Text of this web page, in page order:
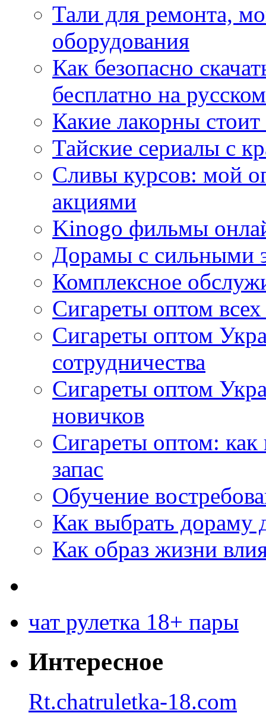
Тали для ремонта,
оборудования
Как безопасно
бесплатно на
Какие лакорны
Тайские сериалы с
Сливы курсов: мой
акциями
Kinogo фильмы
Дорамы с сильными
Комплексное
Сигареты оптом
Сигареты оптом
сотрудничества
Сигареты оптом
новичков
Сигареты оптом:
запас
Обучение
Как выбрать дораму
Как образ жизни
чат рулетка 18+ пары
Интересное
Rt.chatruletka-18.com